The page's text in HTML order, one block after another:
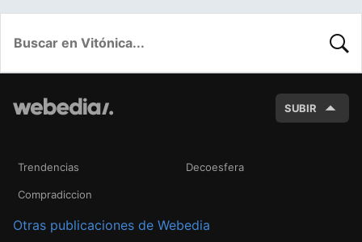
SUBIR
Trendencias Decoesfera
Compradiccion
Otras publicaciones de Webedia